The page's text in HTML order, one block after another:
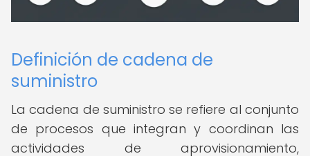
Definición de cadena de
suministro
La cadena de suministro se refiere al conjunto
de procesos que integran y coordinan las
actividades de aprovisionamiento,